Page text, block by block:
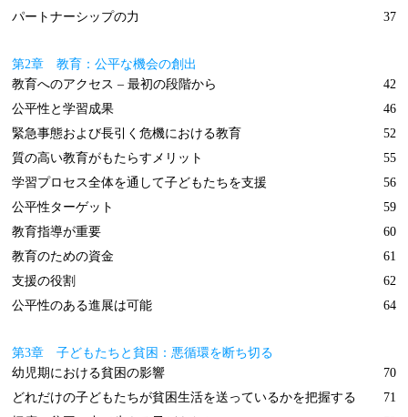
パートナーシップの力
37
第2章 教育：公平な機会の創出
教育へのアクセス – 最初の段階から
42
公平性と学習成果
46
緊急事態および長引く危機における教育
52
質の高い教育がもたらすメリット
55
学習プロセス全体を通して子どもたちを支援
56
公平性ターゲット
59
教育指導が重要
60
教育のための資金
61
支援の役割
62
公平性のある進展は可能
64
第3章 子どもたちと貧困：悪循環を断ち切る
幼児期における貧困の影響
70
どれだけの子どもたちが貧困生活を送っているかを把握する
71